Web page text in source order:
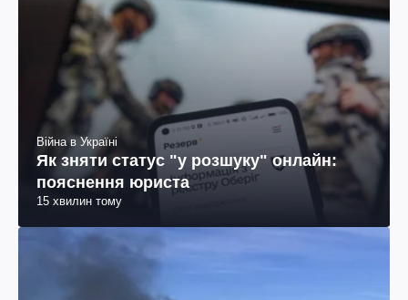
Війна в Україні
Як зняти статус "у розшуку" онлайн:
пояснення юриста
15 хвилин тому